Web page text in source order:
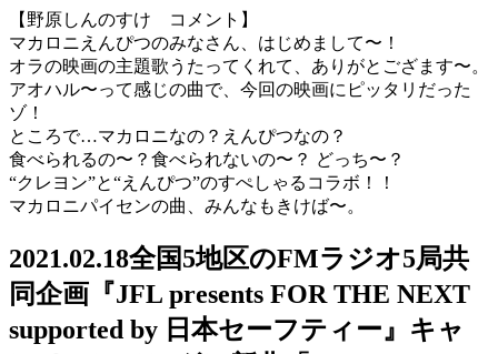
【野原しんのすけ コメント】
マカロニえんぴつのみなさん、はじめまして〜！
オラの映画の主題歌うたってくれて、ありがとござます〜。
アオハル〜って感じの曲で、今回の映画にピッタリだった
ゾ！
ところで…マカロニなの？えんぴつなの？
食べられるの〜？食べられないの〜？ どっち〜？
“クレヨン”と“えんぴつ”のすぺしゃるコラボ！！
マカロニパイセンの曲、みんなもきけば〜。
2021.02.18全国5地区のFMラジオ5局共
同企画『JFL presents FOR THE NEXT
supported by 日本セーフティー』キャ